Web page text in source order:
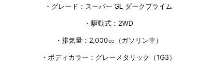
・グレード：スーパー GL ダークプライム
・駆動式：2WD
・排気量：2,000㏄（ガソリン車）
・ボディカラー：グレーメタリック（1G3）